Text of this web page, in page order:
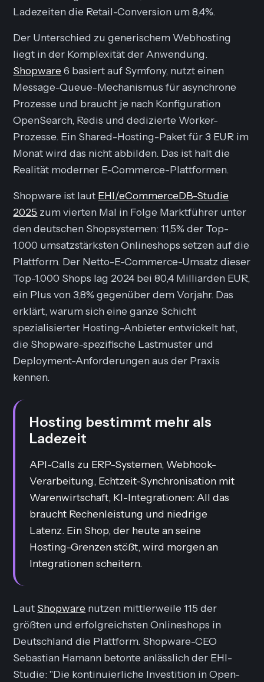
Ladezeiten die Retail-Conversion um 8,4%.
Der Unterschied zu generischem Webhosting
liegt in der Komplexität der Anwendung.
Shopware6 basiert auf Symfony, nutzt einen
Message-Queue-Mechanismus für asynchrone
Prozesse und braucht je nach Konfiguration
OpenSearch, Redis und dedizierte Worker-
Prozesse. Ein Shared-Hosting-Paket für 3 EUR im
Monat wird das nicht abbilden. Das ist halt die
Realität moderner E-Commerce-Plattformen.
Shopware ist laut EHI/eCommerceDB-Studie
2025 zum vierten Mal in Folge Marktführer unter
den deutschen Shopsystemen: 11,5% der Top-
1.000 umsatzstärksten Onlineshops setzen auf die
Plattform. Der Netto-E-Commerce-Umsatz dieser
Top-1.000 Shops lag 2024 bei 80,4 Milliarden EUR,
ein Plus von 3,8% gegenüber dem Vorjahr. Das
erklärt, warum sich eine ganze Schicht
spezialisierter Hosting-Anbieter entwickelt hat,
die Shopware-spezifische Lastmuster und
Deployment-Anforderungen aus der Praxis
kennen.
Hosting bestimmt mehr als
Ladezeit
API-Calls zu ERP-Systemen, Webhook-
Verarbeitung, Echtzeit-Synchronisation mit
Warenwirtschaft, KI-Integrationen: All das
braucht Rechenleistung und niedrige
Latenz. Ein Shop, der heute an seine
Hosting-Grenzen stößt, wird morgen an
Integrationen scheitern.
Laut Shopware nutzen mittlerweile 115 der
größten und erfolgreichsten Onlineshops in
Deutschland die Plattform. Shopware-CEO
Sebastian Hamann betonte anlässlich der EHI-
Studie: "Die kontinuierliche Investition in Open-